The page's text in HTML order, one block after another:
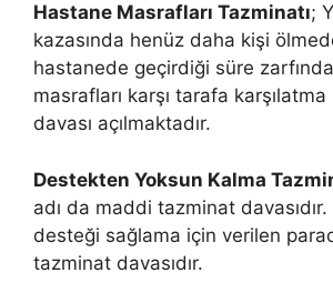
Hastane Masrafları Tazminatı;
kazasında henüz daha kişi
hastanede geçirdiği süre
masrafları karşı tarafa
davası açılmaktadır.
Destekten Yoksun Kalma
adı da maddi tazminat
desteği sağlama için verilen
tazminat davasıdır.